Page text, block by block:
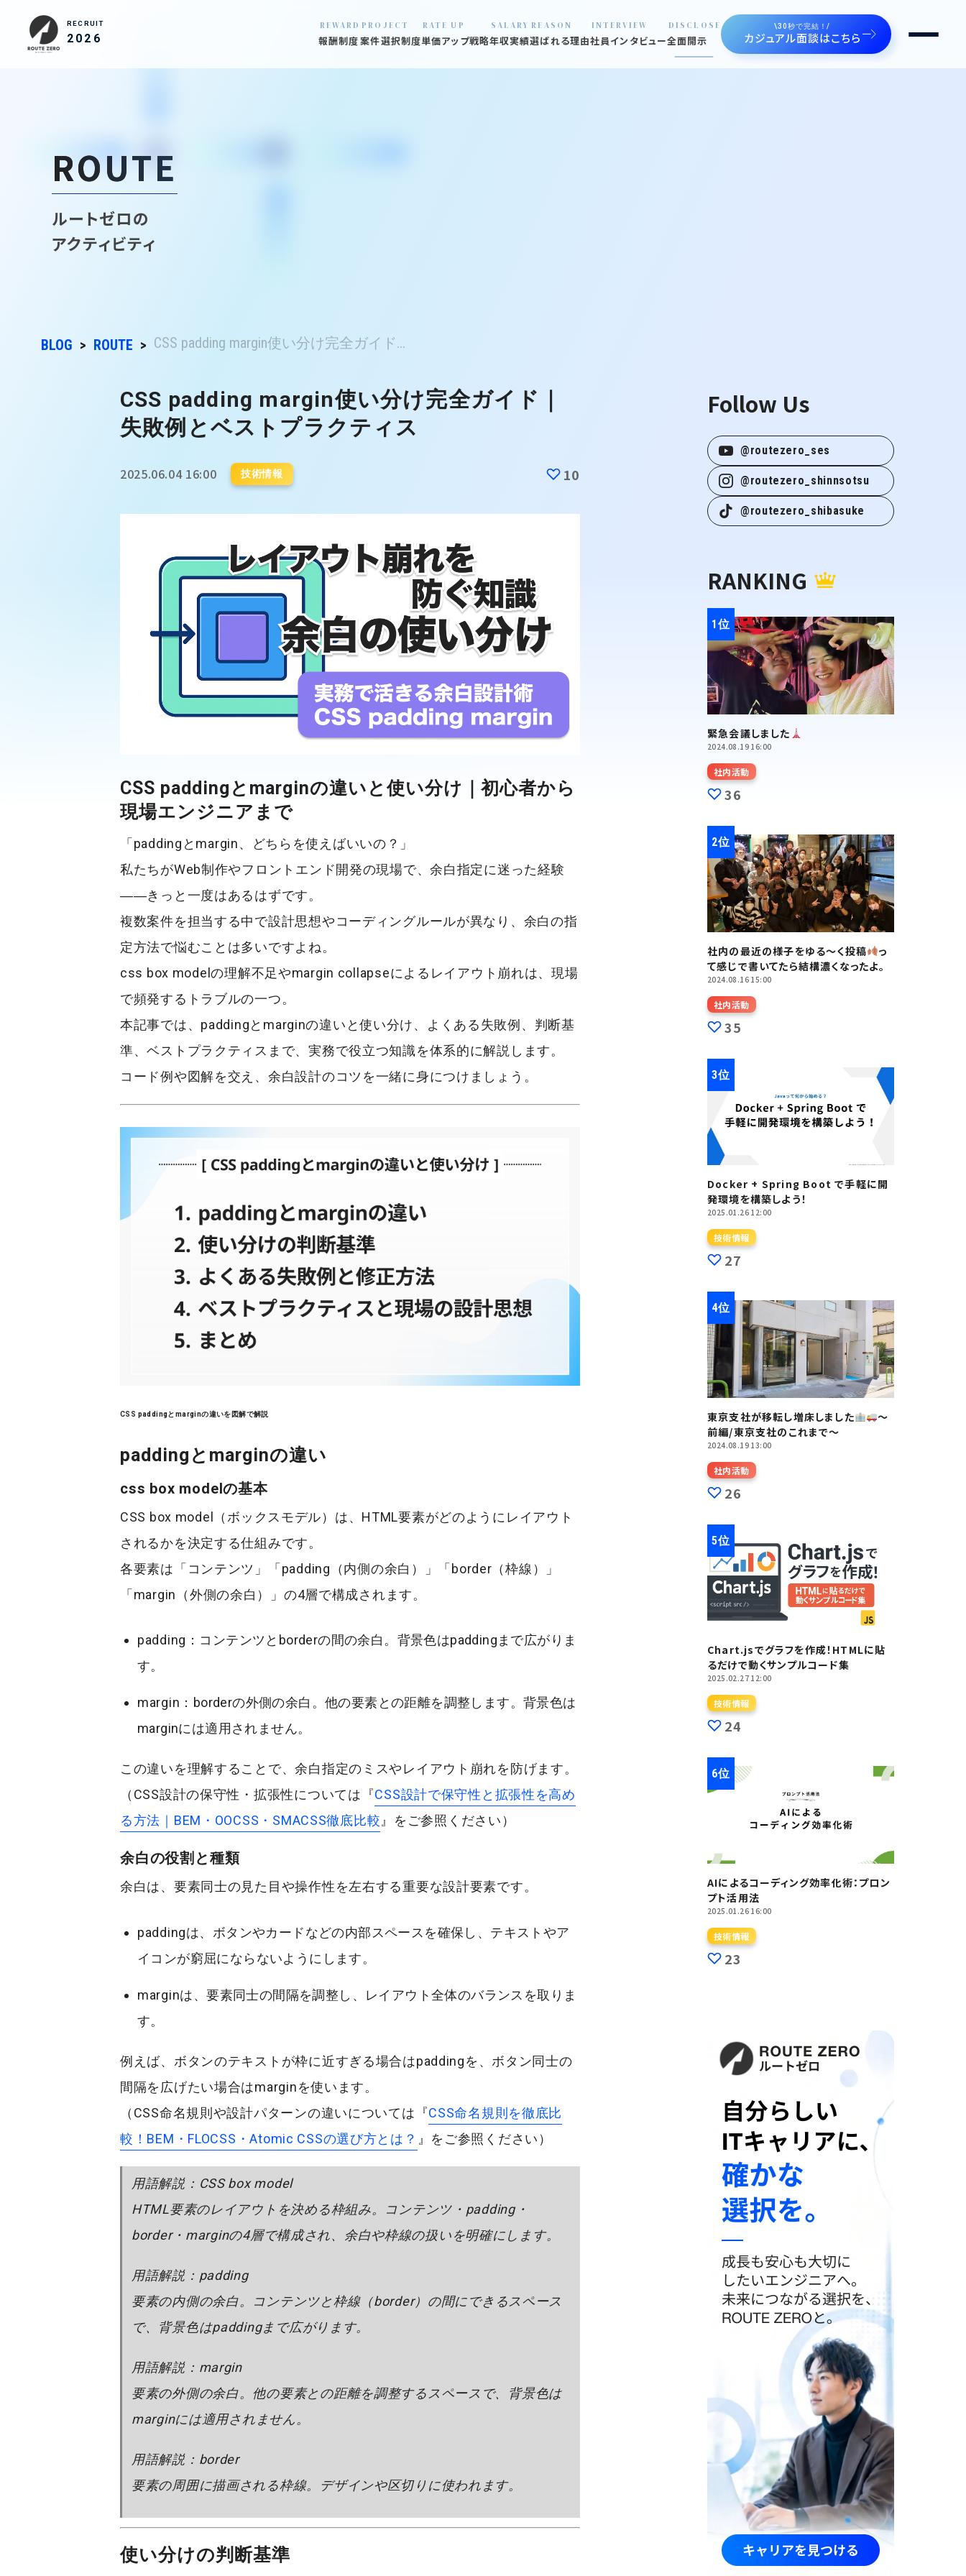
RECRUIT
2026
REWARD
報酬制度
PROJECT
案件選択制度
RATE UP
単価アップ戦略
SALARY
年収実績
REASON
選ばれる理由
INTERVIEW
社員インタビュー
DISCLOSE
全面開示
\30秒で完結！/
カジュアル面談はこちら
ROUTE
ルートゼロの
アクティビティ
BLOG ROUTE CSS padding margin使い分け完全ガイド...
CSS padding margin使い分け完全ガイド｜
失敗例とベストプラクティス
2025.06.04 16:00 技術情報 10
CSS paddingとmarginの違いと使い分け｜初心者から
現場エンジニアまで
「paddingとmargin、どちらを使えばいいの？」
私たちがWeb制作やフロントエンド開発の現場で、余白指定に迷った経験
――きっと一度はあるはずです。
複数案件を担当する中で設計思想やコーディングルールが異なり、余白の指
定方法で悩むことは多いですよね。
css box modelの理解不足やmargin collapseによるレイアウト崩れは、現場
で頻発するトラブルの一つ。
本記事では、paddingとmarginの違いと使い分け、よくある失敗例、判断基
準、ベストプラクティスまで、実務で役立つ知識を体系的に解説します。
コード例や図解を交え、余白設計のコツを一緒に身につけましょう。
CSS paddingとmarginの違いを図解で解説
paddingとmarginの違い
css box modelの基本
CSS box model
（ボックスモデル）は、HTML要素がどのようにレイアウト
されるかを決定する仕組みです。
各要素は「コンテンツ」「 padding （内側の余白）」「border（枠線）」
「 margin （外側の余白）」の4層で構成されます。
padding ：コンテンツとborderの間の余白。背景色はpaddingまで広がりま
す。
margin ：borderの外側の余白。他の要素との距離を調整します。背景色は
marginには適用されません。
この違いを理解することで、余白指定のミスやレイアウト崩れを防げます。
（CSS設計の保守性・拡張性については『CSS設計で保守性と拡張性を高め
る方法｜BEM・OOCSS・SMACSS徹底比較』をご参照ください）
余白の役割と種類
余白は、要素同士の見た目や操作性を左右する重要な設計要素です。
paddingは、ボタンやカードなどの内部スペースを確保し、テキストやア
イコンが窮屈にならないようにします。
marginは、要素同士の間隔を調整し、レイアウト全体のバランスを取りま
す。
例えば、ボタンのテキストが枠に近すぎる場合はpaddingを、ボタン同士の
間隔を広げたい場合はmarginを使います。
（CSS命名規則や設計パターンの違いについては『CSS命名規則を徹底比
較！BEM・FLOCSS・Atomic CSSの選び方とは？ 』をご参照ください）
用語解説：CSS box model
HTML要素のレイアウトを決める枠組み。コンテンツ・padding・
border・marginの4層で構成され、余白や枠線の扱いを明確にします。
用語解説：padding
要素の内側の余白。コンテンツと枠線（border）の間にできるスペース
で、背景色はpaddingまで広がります。
用語解説：margin
要素の外側の余白。他の要素との距離を調整するスペースで、背景色は
marginには適用されません。
用語解説：border
要素の周囲に描画される枠線。デザインや区切りに使われます。
使い分けの判断基準
Follow Us
@routezero_ses
@routezero_shinnsotsu
@routezero_shibasuke
RANKING
緊急会議しました
2024.08.19 16:00
社内活動
36
社内の最近の様子をゆる～く投稿
っ
て感じで書いてたら結構濃くなったよ。
2024.08.16 15:00
社内活動
35
Docker + Spring Boot で手軽に開
発環境を構築しよう！
2025.01.26 12:00
技術情報
27
東京支社が移転し増床しました
～
前編/東京支社のこれまで～
2024.08.19 13:00
社内活動
26
Chart.jsでグラフを作成！HTMLに貼
るだけで動くサンプルコード集
2025.02.27 12:00
技術情報
24
AIによるコーディング効率化術：プロン
プト活用法
2025.01.26 16:00
技術情報
23